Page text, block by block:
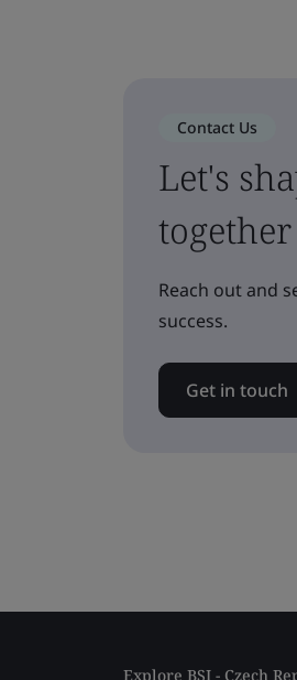
Contact Us
Let's
together
Reach out and
success.
Get in touch
Explore BSI - Czech